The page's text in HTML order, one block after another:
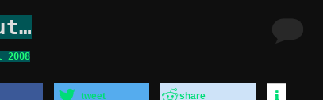
2008
tweet share